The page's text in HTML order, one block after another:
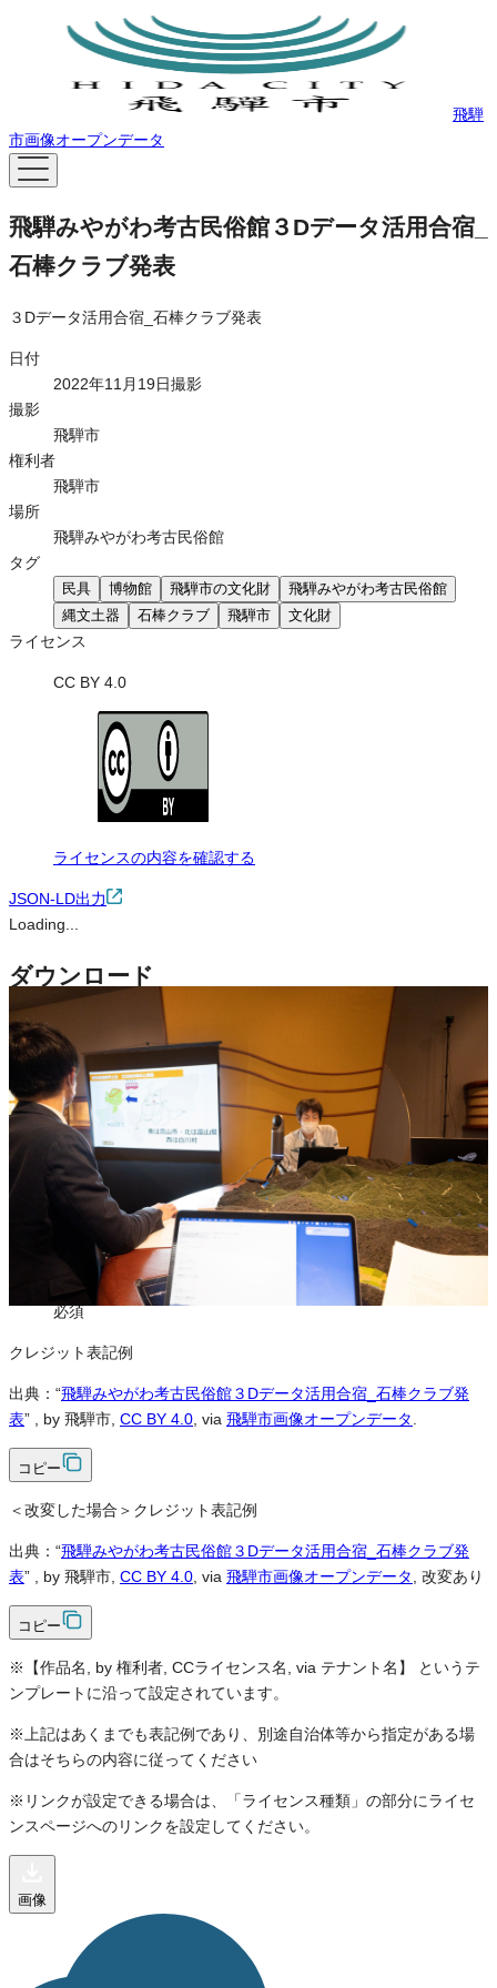
飛騨
市画像オープンデータ
飛騨みやがわ考古民俗館３Dデータ活用合宿_
石棒クラブ発表
３Dデータ活用合宿_石棒クラブ発表
日付
2022年11月19日撮影
撮影
飛騨市
権利者
飛騨市
場所
飛騨みやがわ考古民俗館
タグ
民具 博物館 飛騨市の文化財
飛騨みやがわ考古民俗館
縄文土器
石棒クラブ 飛騨市 文化財
ライセンス
CC BY 4.0
ライセンスの内容を確認する
JSON-LD出力
Loading...
ダウンロード
この画像は、営利・非営利を問わずご利用いただけます。トリミン
グ・色変更などの改変も可能です。クレジット表記は必須です。
※本サイトの 利用規約 も適用されます。
営利利用
可
可
クレジット表記
必須
クレジット表記例
出典：“飛騨みやがわ考古民俗館３Dデータ活用合宿_石棒クラブ発
表” , by 飛騨市, CC BY 4.0 , via 飛騨市画像オープンデータ
コピー
＜改変した場合＞クレジット表記例
出典：“飛騨みやがわ考古民俗館３Dデータ活用合宿_石棒クラブ発
表” , by 飛騨市, CC BY 4.0 , via 飛騨市画像オープンデータ , 改変あり
コピー
※【作品名, by 権利者, CCライセンス名, via テナント名】 というテ
ンプレートに沿って設定されています。
※上記はあくまでも表記例であり、別途自治体等から指定がある場
合はそちらの内容に従ってください
※リンクが設定できる場合は、「ライセンス種類」の部分にライセ
ンスページへのリンクを設定してください。
画像